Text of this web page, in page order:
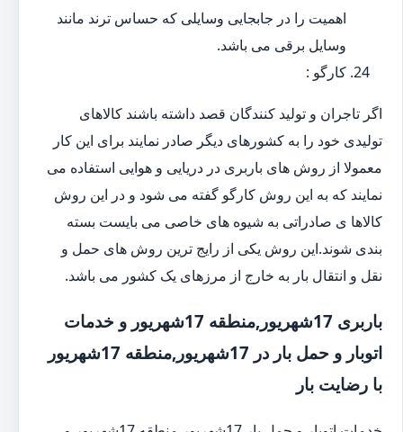
اهمیت را در جابجایی وسایلی که حساس ترند مانند
وسایل برقی می باشد.
کارگو :
اگر تاجران و تولید کنندگان قصد داشته باشند کالاهای
تولیدی خود را به کشورهای دیگر صادر نمایند برای این کار
معمولا از روش های باربری در دریایی و هوایی استفاده می
نمایند که به این روش کارگو گفته می شود و در این روش
کالاها ی صادراتی به شیوه های خاصی می بایست بسته
بندی شوند.این روش یکی از رایج ترین روش های حمل و
نقل و انتقال بار به خارج از مرزهای یک کشور می باشد.
باربری 17شهریور,منطقه 17شهریور و خدمات
اتوبار و حمل بار در 17شهریور,منطقه 17شهریور
با رضایت بار